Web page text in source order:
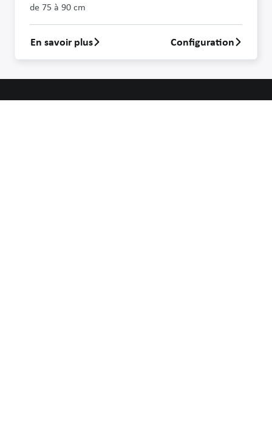
de 75 à 90 cm
En savoir plus sur TOPPA 800 Combi
En savoir plus Configuration